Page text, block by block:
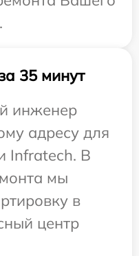
35 минут
инженер
адресу для
Infratech. В
мы
в
центр